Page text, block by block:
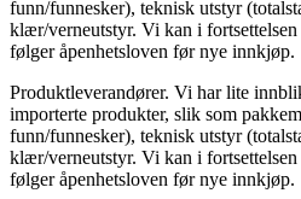
funn/funnesker), teknisk utstyr
klær/verneutstyr. Vi kan i
følger åpenhetsloven før nye innkjøp.
Produktleverandører. Vi har lite
importerte produkter, slik som
funn/funnesker), teknisk utstyr
klær/verneutstyr. Vi kan i
følger åpenhetsloven før nye innkjøp.